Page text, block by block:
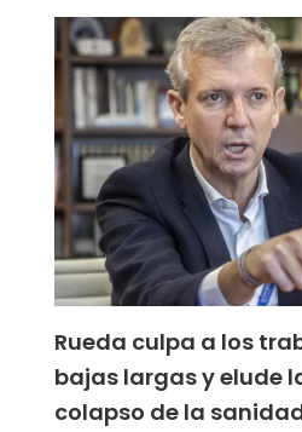
Rueda culpa a los
bajas largas y elude
colapso de la